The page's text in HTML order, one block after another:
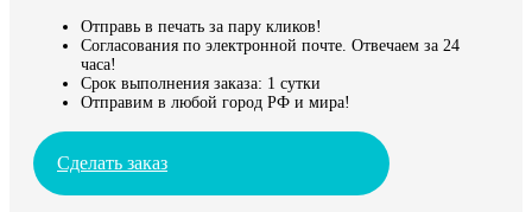
Отправь в печать за пару кликов!
Согласования по электронной почте. Отвечаем за 24
часа!
Срок выполнения заказа: 1 сутки
Отправим в любой город РФ и мира!
Сделать заказ